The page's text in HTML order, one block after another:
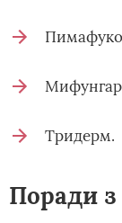
Тридерм.
Поради з